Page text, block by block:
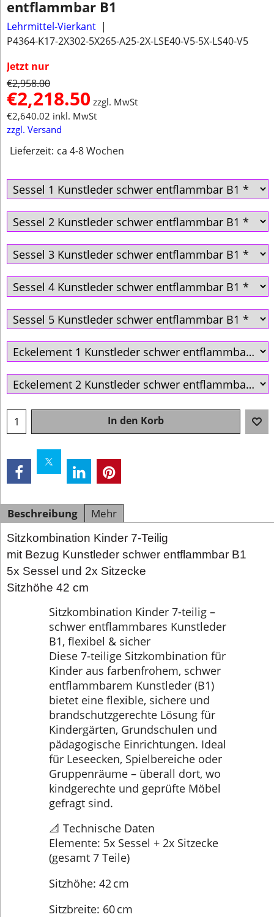
entflammbar B1
Lehrmittel-Vierkant
P4364-K17-2X302-5X265-A25-2X-LSE40-V5-5X-LS40-V5
Jetzt nur
€2,958.00
€2,218.50 zzgl. MwSt
€2,640.02 inkl. MwSt
zzgl. Versand
Lieferzeit: ca 4-8 Wochen
In den Korb
Beschreibung Mehr
Sitzkombination Kinder 7-Teilig
mit Bezug Kunstleder schwer entflammbar B1
5x Sessel und 2x Sitzecke
Sitzhöhe 42 cm
Sitzkombination Kinder 7-teilig –
schwer entflammbares Kunstleder
B1, flexibel & sicher
Diese 7-teilige Sitzkombination für
Kinder aus farbenfrohem, schwer
entflammbarem Kunstleder (B1)
bietet eine flexible, sichere und
brandschutzgerechte Lösung für
Kindergärten, Grundschulen und
pädagogische Einrichtungen. Ideal
für Leseecken, Spielbereiche oder
Gruppenräume – überall dort, wo
kindgerechte und geprüfte Möbel
gefragt sind.
📐 Technische Daten
Elemente: 5x Sessel + 2x Sitzecke
(gesamt 7 Teile)
Sitzhöhe: 42 cm
Sitzbreite: 60 cm